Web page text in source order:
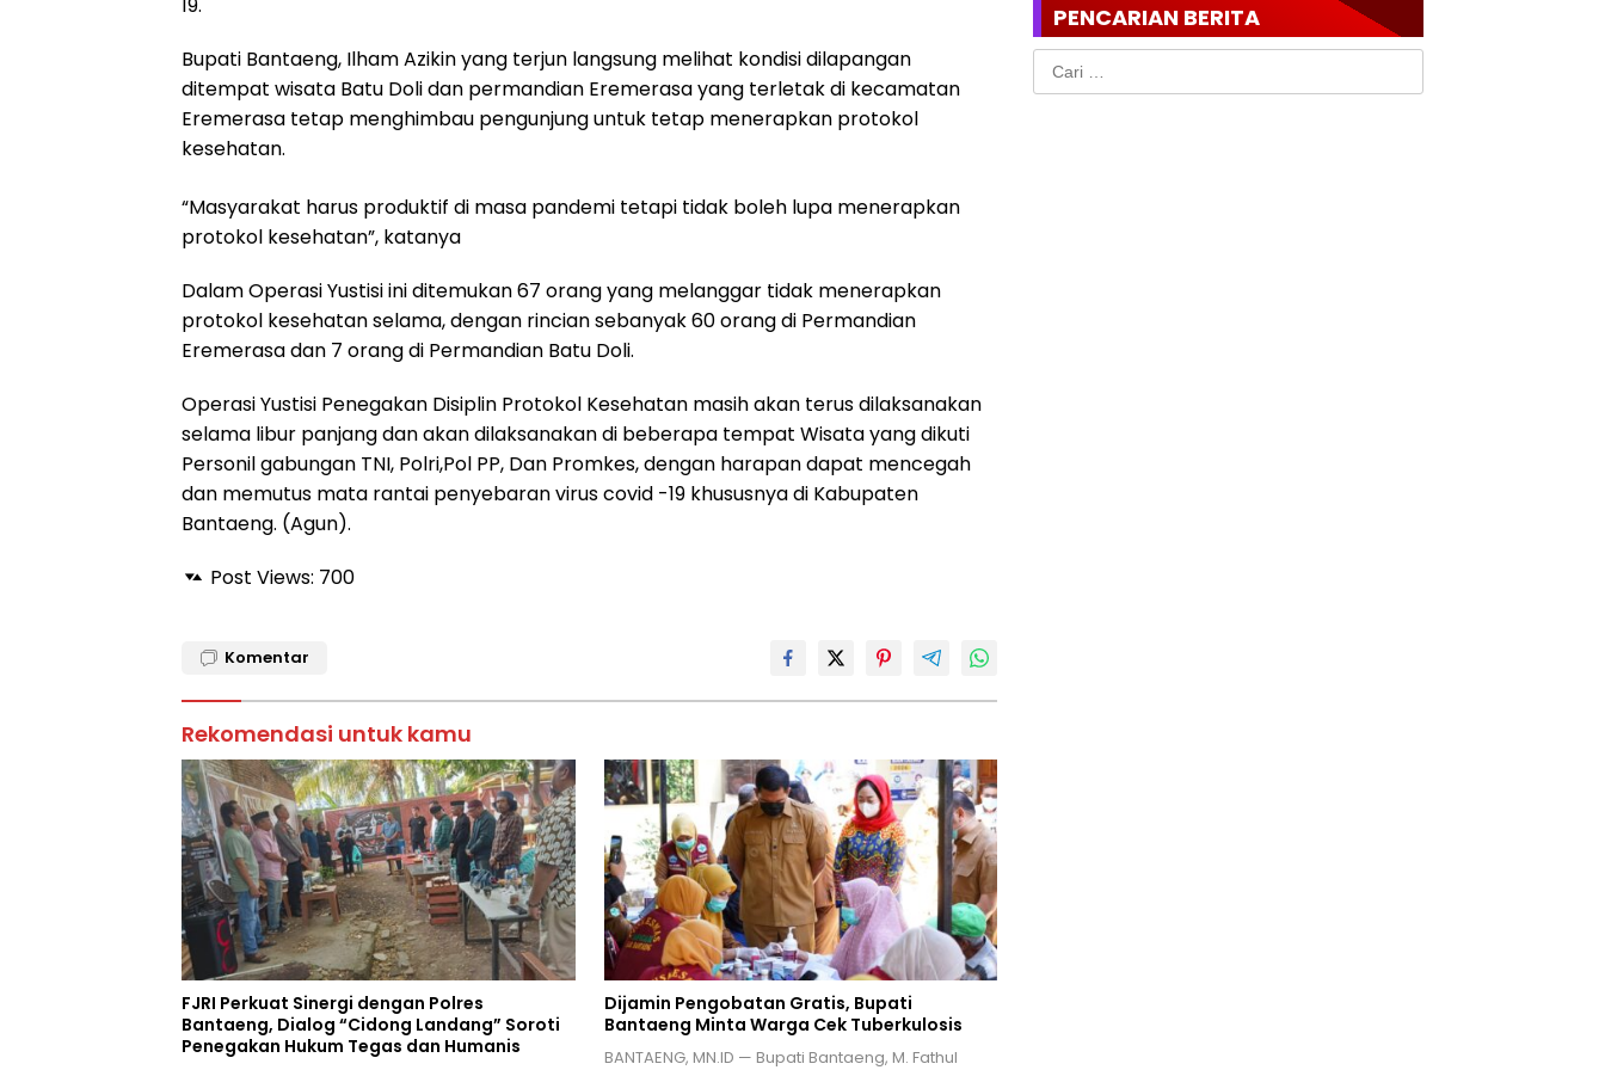
Bupati Bantaeng, Ilham Azikin yang terjun langsung melihat kondisi dilapangan
ditempat wisata Batu Doli dan permandian Eremerasa yang terletak di kecamatan
Eremerasa tetap menghimbau pengunjung untuk tetap menerapkan protokol
kesehatan.
“Masyarakat harus produktif di masa pandemi tetapi tidak boleh lupa menerapkan
protokol kesehatan”, katanya
Dalam Operasi Yustisi ini ditemukan 67 orang yang melanggar tidak menerapkan
protokol kesehatan selama, dengan rincian sebanyak 60 orang di Permandian
Eremerasa dan 7 orang di Permandian Batu Doli.
Operasi Yustisi Penegakan Disiplin Protokol Kesehatan masih akan terus dilaksanakan
selama libur panjang dan akan dilaksanakan di beberapa tempat Wisata yang dikuti
Personil gabungan TNI, Polri,Pol PP, Dan Promkes, dengan harapan dapat mencegah
dan memutus mata rantai penyebaran virus covid -19 khususnya di Kabupaten
Bantaeng. (Agun).
Post Views: 700
Komentar
Rekomendasi untuk kamu
FJRI Perkuat Sinergi dengan Polres
Bantaeng, Dialog “Cidong Landang” Soroti
Penegakan Hukum Tegas dan Humanis
Dijamin Pengobatan Gratis, Bupati
Bantaeng Minta Warga Cek Tuberkulosis
BANTAENG, MN.ID — Bupati Bantaeng, M. Fathul
PENCARIAN BERITA
Cari
untuk: